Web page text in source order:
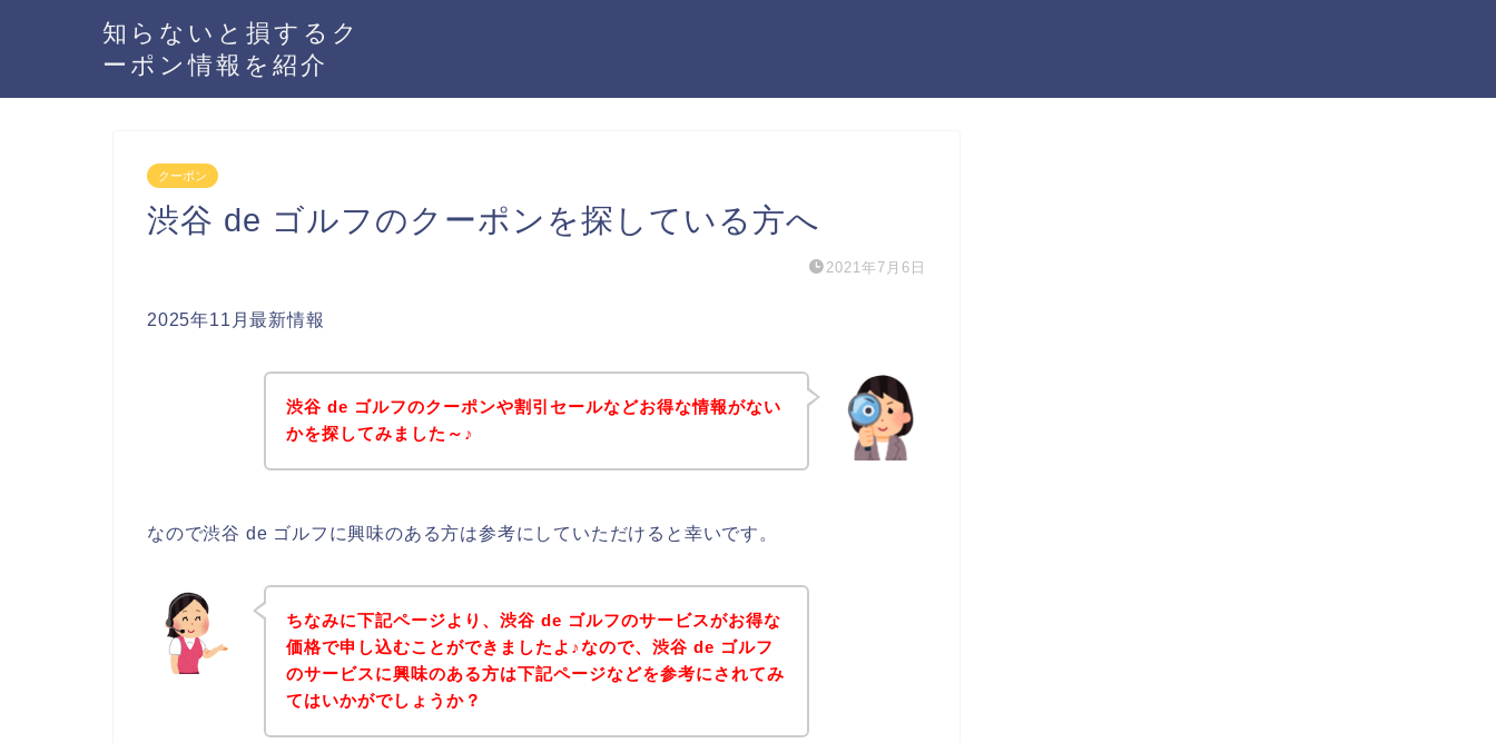
知らないと損するク
ーポン情報を紹介
クーポン
渋谷 de ゴルフのクーポンを探している方へ
2021年7月6日
2025年11月最新情報
渋谷 de ゴルフのクーポンや割引セールなどお得な情報がない
かを探してみました～♪
なので渋谷 de ゴルフに興味のある方は参考にしていただけると幸いです。
ちなみに下記ページより、渋谷 de ゴルフのサービスがお得な
価格で申し込むことができましたよ♪なので、渋谷 de ゴルフ
のサービスに興味のある方は下記ページなどを参考にされてみ
てはいかがでしょうか？